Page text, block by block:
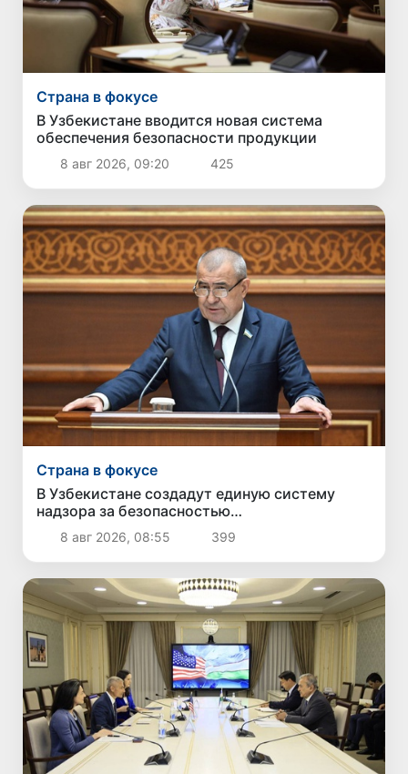
Страна в фокусе
В Узбекистане вводится новая система
обеспечения безопасности продукции
8 авг 2026, 09:20 425
Страна в фокусе
В Узбекистане создадут единую систему
надзора за безопасностью
непродовольственных товаров
8 авг 2026, 08:55 399